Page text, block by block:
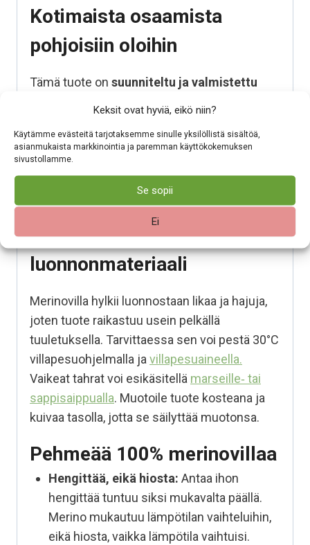
Keksit ovat hyviä, eikö niin?
Käytämme evästeitä tarjotaksemme sinulle yksilöllistä sisältöä,
asianmukaista markkinointia ja paremman käyttökokemuksen
sivustollamme.
Se sopii
Ei
Kotimaista osaamista
pohjoisiin oloihin
Tämä tuote on suunniteltu ja valmistettu
asettamiin vaatimuksiin. Valitsemalla
kotimaisen tuotteen tuet suomalaista työtä ja
varmistat, että varusteesi on tehty kestämään
käyttöä, pesua ja aikaa.
Helppohoitoinen
luonnonmateriaali
Merinovilla hylkii luonnostaan likaa ja hajuja,
joten tuote raikastuu usein pelkällä
tuuletuksella. Tarvittaessa sen voi pestä 30°C
villapesuohjelmalla javillapesuaineella.
Vaikeat tahrat voi esikäsitellä marseille‑ tai
sappisaippualla. Muotoile tuote kosteana ja
kuivaa tasolla, jotta se säilyttää muotonsa.
Pehmeää 100% merinovillaa
Hengittää, eikä hiosta: Antaa ihon
hengittää tuntuu siksi mukavalta päällä.
Merino mukautuu lämpötilan vaihteluihin,
eikä hiosta, vaikka lämpötila vaihtuisi.